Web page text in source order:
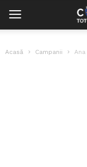
Acasă Campanii Ana